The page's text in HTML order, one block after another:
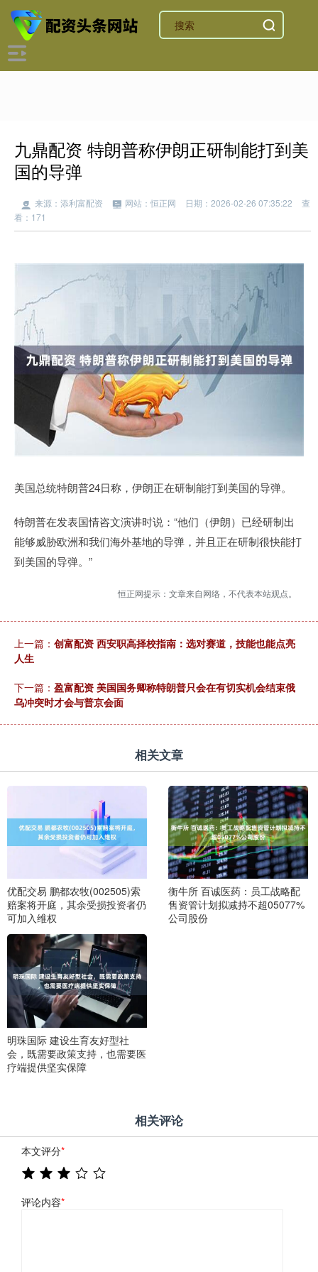
九鼎配资 特朗普称伊朗正研制能打到美
国的导弹
来源：添利富配资 网站：恒正网 日期：2026-02-26 07:35:22
查
看：171
美国总统特朗普24日称，伊朗正在研制能打到美国的导弹。
特朗普在发表国情咨文演讲时说：“他们（伊朗）已经研制出
能够威胁欧洲和我们海外基地的导弹，并且正在研制很快能打
到美国的导弹。”
恒正网提示：文章来自网络，不代表本站观点。
上一篇： 创富配资 西安职高择校指南：选对赛道，技能也能点亮
人生
下一篇： 盈富配资 美国国务卿称特朗普只会在有切实机会结束俄
乌冲突时才会与普京会面
相关文章
优配交易 鹏都农牧(002505)索
赔案将开庭，其余受损投资者仍
可加入维权
衡牛所 百诚医药：员工战略配
售资管计划拟减持不超05077%
公司股份
明珠国际 建设生育友好型社
会，既需要政策支持，也需要医
疗端提供坚实保障
相关评论
本文评分*
评论内容*